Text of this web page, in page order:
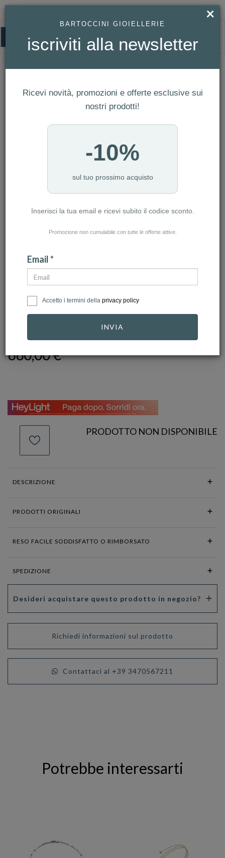
HOMEPAGE
BRACCIALE CHIMENTO - BAMBOO CLASSIC REF. 1B02687ZZ5200
Ref. 1B02687ZZ5200
CHIMENTO
660,00 €
PRODOTTO NON DISPONIBILE
DESCRIZIONE
PRODOTTI ORIGINALI
RESO FACILE SODDISFATTO O RIMBORSATO
SPEDIZIONE
Desideri acquistare questo prodotto in negozio?
Richiedi informazioni sul prodotto
Contattaci al +39 3470567211
Potrebbe interessarti
×
BARTOCCINI GIOIELLERIE
iscriviti alla newsletter
Ricevi novità, promozioni e offerte esclusive sui
nostri prodotti!
-10%
sul tuo prossimo acquisto
Inserisci la tua email e ricevi subito il codice sconto.
Promozione non cumulabile con tutte le offerte attive.
Email *
Accetto i termini della privacy policy
INVIA